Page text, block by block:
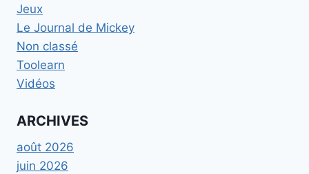
Jeux
Le Journal de Mickey
Non classé
Toolearn
Vidéos
ARCHIVES
août 2026
juin 2026